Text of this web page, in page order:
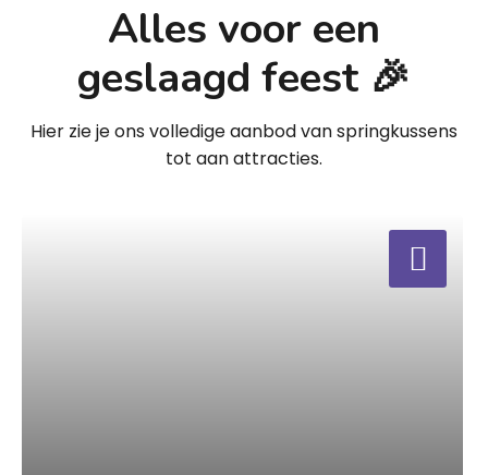
Alles voor een
geslaagd feest 🎉
Hier zie je ons volledige aanbod van springkussens
tot aan attracties.